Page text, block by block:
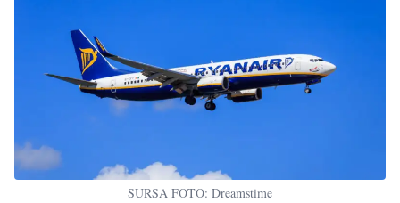
SURSA FOTO: Dreamstime